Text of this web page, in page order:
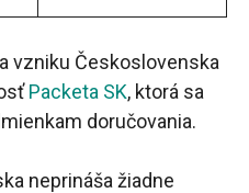
vzniku Československa
Packeta SK, ktorá sa
doručovania.
neprináša žiadne